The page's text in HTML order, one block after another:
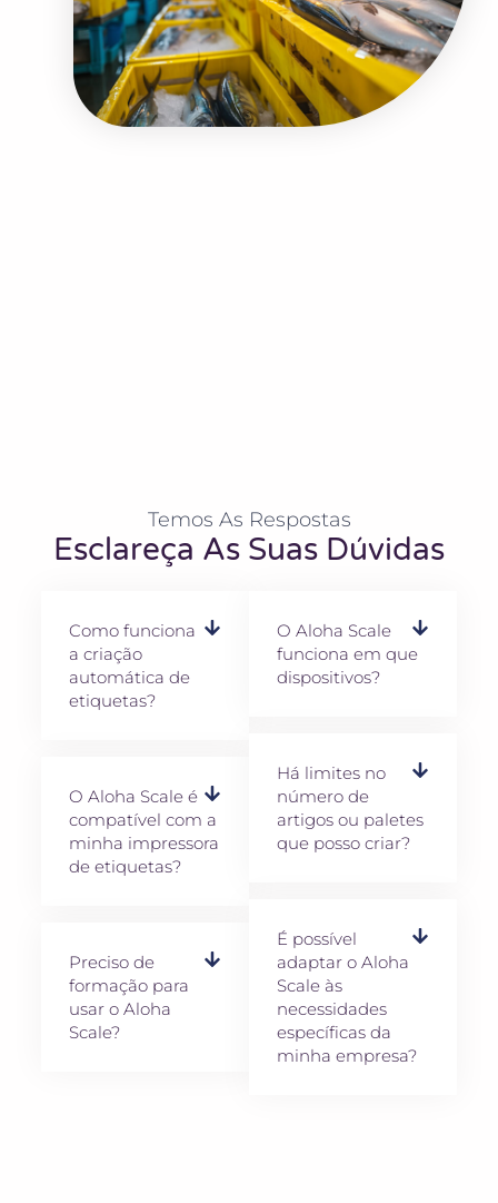
Temos As Respostas
Esclareça As Suas Dúvidas
Como funciona
a criação
automática de
etiquetas?
O Aloha Scale é
compatível com a
minha impressora
de etiquetas?
Preciso de
formação para
usar o Aloha
Scale?
O Aloha Scale
funciona em que
dispositivos?
Há limites no
número de
artigos ou paletes
que posso criar?
É possível
adaptar o Aloha
Scale às
necessidades
específicas da
minha empresa?